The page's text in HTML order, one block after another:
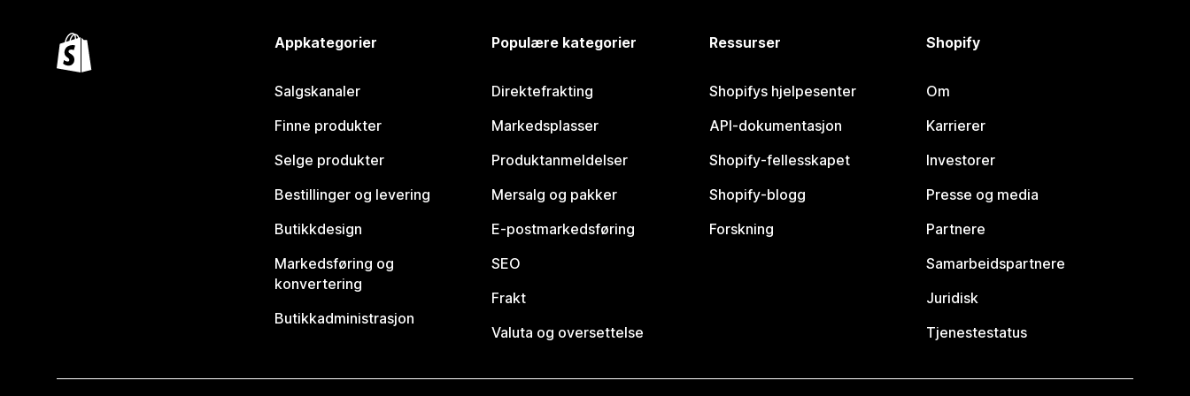
Appkategorier
Salgskanaler
Finne produkter
Selge produkter
Bestillinger og levering
Butikkdesign
Markedsføring og
konvertering
Butikkadministrasjon
Populære kategorier
Direktefrakting
Markedsplasser
Produktanmeldelser
Mersalg og pakker
E-postmarkedsføring
SEO
Frakt
Valuta og oversettelse
Ressurser
Shopifys hjelpesenter
API-dokumentasjon
Shopify-fellesskapet
Shopify-blogg
Forskning
Shopify
Om
Karrierer
Investorer
Presse og media
Partnere
Samarbeidspartnere
Juridisk
Tjenestestatus